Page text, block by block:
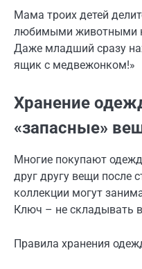
Мама троих детей
любимыми животными
Даже младший сразу
ящик с медвежонком!»
Хранение
«запасные»
Многие покупают
друг другу вещи после
коллекции могут
Ключ – не складывать
Правила хранения